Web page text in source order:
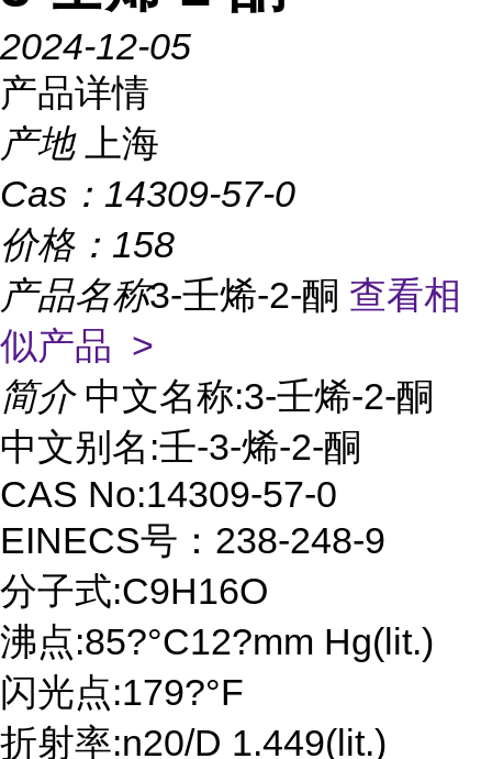
2024-12-05
产品详情
产地
上海
Cas： 14309-57-0
价格： 158
产品名称3-壬烯-2-酮 查看相
似产品 >
简介 中文名称:3-壬烯-2-酮
中文别名:壬-3-烯-2-酮
CAS No:14309-57-0
EINECS号：238-248-9
分子式:C9H16O
沸点:85?°C12?mm Hg(lit.)
闪光点:179?°F
折射率:n20/D 1.449(lit.)